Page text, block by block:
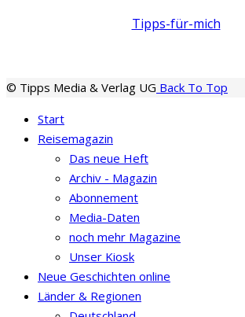
Tipps-für-mich
© Tipps Media & Verlag UG Back To Top
Start
Reisemagazin
Das neue Heft
Archiv - Magazin
Abonnement
Media-Daten
noch mehr Magazine
Unser Kiosk
Neue Geschichten online
Länder & Regionen